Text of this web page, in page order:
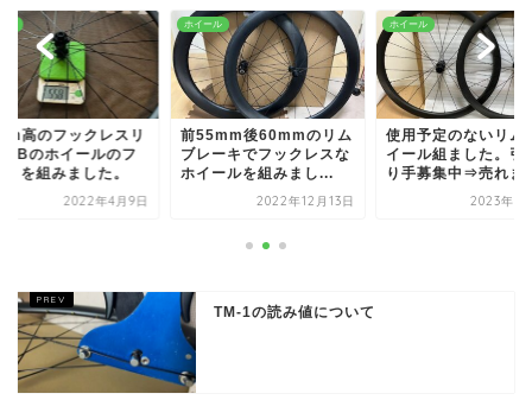
高のフックレスリ
DBのホイールのフ
トを組みました。
2022年4月9日
ホイール
前55mm後60mmのリム
ブレーキでフックレスな
ホイールを組みまし...
2022年12月13日
ホイール
使用予定のないリム
イール組ました。引
り手募集中⇒売れま
2023年3
TM-1の読み値について